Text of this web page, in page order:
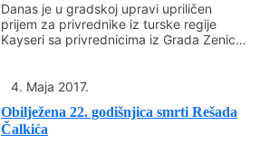
Danas je u gradskoj upravi upriličen
prijem za privrednike iz turske regije
Kayseri sa privrednicima iz Grada Zenica.
4. Maja 2017.
Obilježena 22. godišnjica smrti Rešada
Čalkića